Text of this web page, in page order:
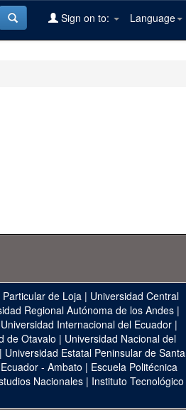
Language
Sign on to:
de Loja | Universidad Central
Regional Autónoma de los Andes|
Universidad Internacional del Ecuador|
de Otavalo | Universidad Nacional del
| Universidad Estatal Peninsular de Santa
- Ambato | Escuela Politécnica
Nacionales | Instituto Tecnológico